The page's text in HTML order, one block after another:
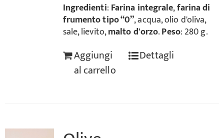
Ingredienti: Farina integrale,farina di
frumento tipo “0”, acqua, olio d'oliva,
sale, lievito,malto d'orzo.Peso: 280 g.
Aggiungi
al carrello
Dettagli